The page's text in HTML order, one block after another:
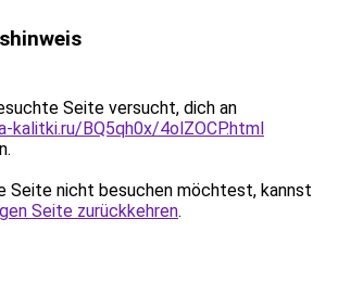
Seite versucht, dich an
BQ5qh0x/4olZOCP.html
Seite nicht besuchen möchtest, kannst
Seite zurückkehren.